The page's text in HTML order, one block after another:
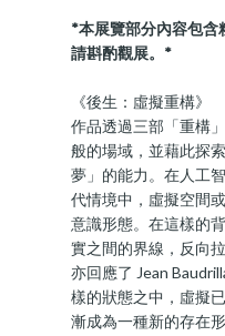
*本展覽部分內容包含
請斟酌觀展。*
《後生：虛擬重構》
作品透過三部「重構
般的場域，並藉此探
夢」的能力。在人工
代情境中，虛擬空間
意識形態。在這樣的
實之間的界線，反向
亦回應了 Jean
樣的狀態之中，虛擬
漸成為一種新的存在